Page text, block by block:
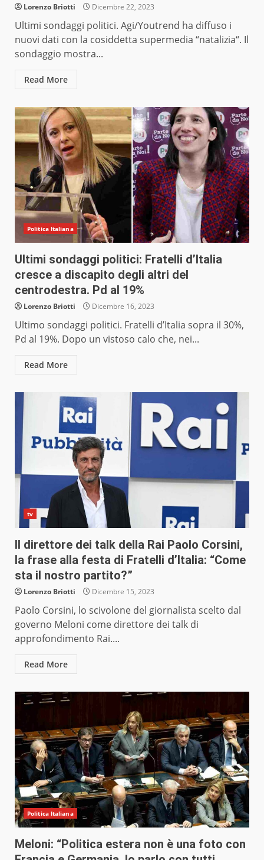
Lorenzo Briotti Dicembre 22, 2023
Ultimi sondaggi politici. Agi/Youtrend ha diffuso i
nuovi dati con la cosiddetta supermedia “natalizia“. Il
sondaggio mostra...
Read More
Politica Italiana
Ultimi sondaggi politici: Fratelli d’Italia
cresce a discapito degli altri del
centrodestra. Pd al 19%
Lorenzo Briotti Dicembre 16, 2023
Ultimo sondaggi politici. Fratelli d’Italia sopra il 30%,
Pd al 19%. Dopo un vistoso calo che, nei...
Read More
tv
Il direttore dei talk della Rai Paolo Corsini,
la frase alla festa di Fratelli d’Italia: “Come
sta il nostro partito?”
Lorenzo Briotti Dicembre 15, 2023
Paolo Corsini, lo scivolone del giornalista scelto dal
governo Meloni come direttore dei talk di
approfondimento Rai....
Read More
Politica Italiana
Meloni: “Politica estera non è una foto con